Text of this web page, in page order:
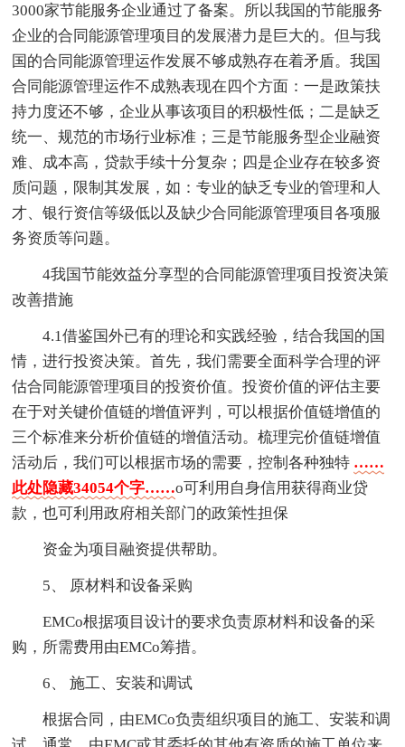
3000家节能服务企业通过了备案。所以我国的节能服务
企业的合同能源管理项目的发展潜力是巨大的。但与我
国的合同能源管理运作发展不够成熟存在着矛盾。我国
合同能源管理运作不成熟表现在四个方面：一是政策扶
持力度还不够，企业从事该项目的积极性低；二是缺乏
统一、规范的市场行业标准；三是节能服务型企业融资
难、成本高，贷款手续十分复杂；四是企业存在较多资
质问题，限制其发展，如：专业的缺乏专业的管理和人
才、银行资信等级低以及缺少合同能源管理项目各项服
务资质等问题。
4我国节能效益分享型的合同能源管理项目投资决策
改善措施
4.1借鉴国外已有的理论和实践经验，结合我国的国
情，进行投资决策。首先，我们需要全面科学合理的评
估合同能源管理项目的投资价值。投资价值的评估主要
在于对关键价值链的增值评判，可以根据价值链增值的
三个标准来分析价值链的增值活动。梳理完价值链增值
活动后，我们可以根据市场的需要，控制各种独特 ……
此处隐藏34054个字……o可利用自身信用获得商业贷
款，也可利用政府相关部门的政策性担保
资金为项目融资提供帮助。
5、 原材料和设备采购
EMCo根据项目设计的要求负责原材料和设备的采
购，所需费用由EMCo筹措。
6、 施工、安装和调试
根据合同，由EMCo负责组织项目的施工、安装和调